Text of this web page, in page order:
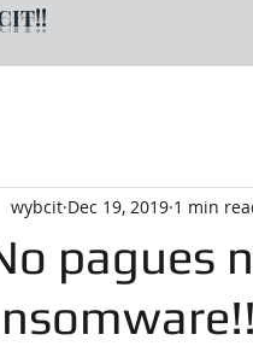
pagues
wybcit Dec 19, 2019 1 min